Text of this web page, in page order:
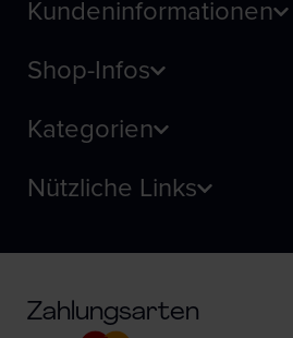
Kundeninformationen
Shop-Infos
Kategorien
Nützliche Links
Zahlungsarten